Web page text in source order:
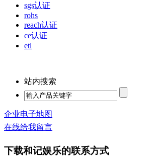
sgs认证
rohs
reach认证
ce认证
etl
站内搜索
企业电子地图
在线给我留言
下载和记娱乐的联系方式